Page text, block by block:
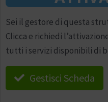
Sei il gestore di questa
Clicca e richiedi
tutti i servizi disponibili di
Gestisci Scheda